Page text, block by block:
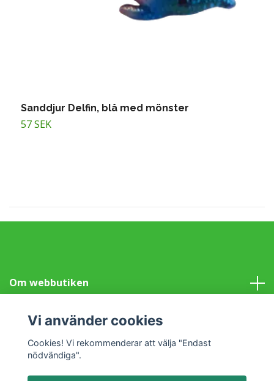
Sanddjur Delfin, blå med mönster
57 SEK
Om webbutiken
Information
Sociala medier
Vi använder cookies
Cookies! Vi rekommenderar att välja "Endast
nödvändiga".